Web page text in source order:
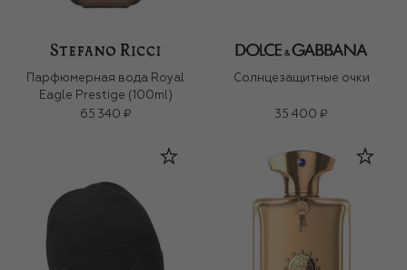
Парфюмерная вода Royal
Eagle Prestige (100ml)
65 340 ₽
Солнцезащитные очки
35 400 ₽